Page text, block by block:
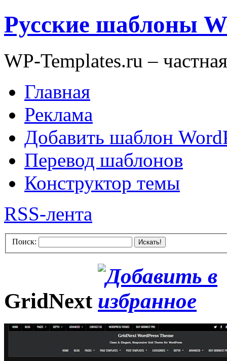
Русские шаблоны
WP-Templates.ru –
Главная
Реклама
Добавить шаблон
Перевод шаблонов
Конструктор темы
RSS-лента
Поиск: Искать!
GridNext